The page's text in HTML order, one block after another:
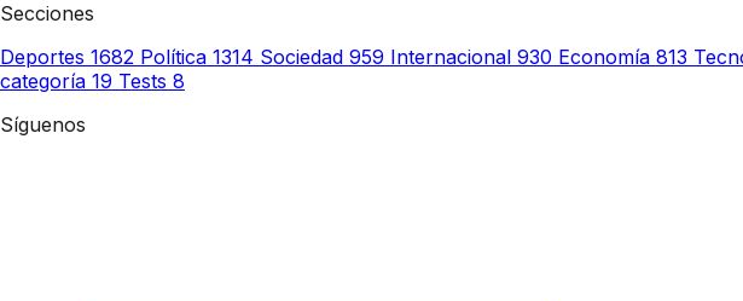
Secciones
Deportes 1682 Política 1314 Sociedad 959 Internacional 930 Economía 813
categoría 19 Tests 8
Síguenos